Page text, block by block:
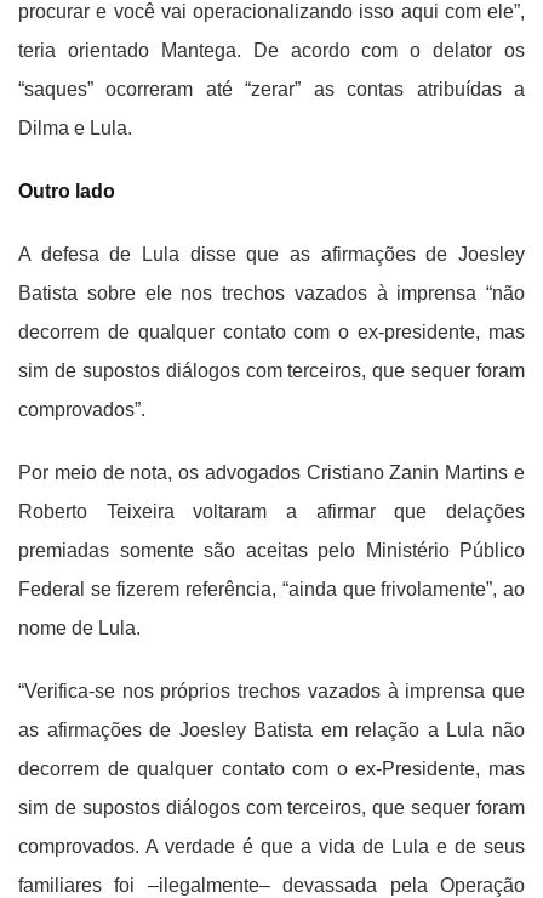
procurar e você vai operacionalizando isso aqui com ele”,
teria orientado Mantega. De acordo com o delator os
“saques” ocorreram até “zerar” as contas atribuídas a
Dilma e Lula.
Outro lado
A defesa de Lula disse que as afirmações de Joesley
Batista sobre ele nos trechos vazados à imprensa “não
decorrem de qualquer contato com o ex-presidente, mas
sim de supostos diálogos com terceiros, que sequer foram
comprovados”.
Por meio de nota, os advogados Cristiano Zanin Martins e
Roberto Teixeira voltaram a afirmar que delações
premiadas somente são aceitas pelo Ministério Público
Federal se fizerem referência, “ainda que frivolamente”, ao
nome de Lula.
“Verifica-se nos próprios trechos vazados à imprensa que
as afirmações de Joesley Batista em relação a Lula não
decorrem de qualquer contato com o ex-Presidente, mas
sim de supostos diálogos com terceiros, que sequer foram
comprovados. A verdade é que a vida de Lula e de seus
familiares foi –ilegalmente– devassada pela Operação